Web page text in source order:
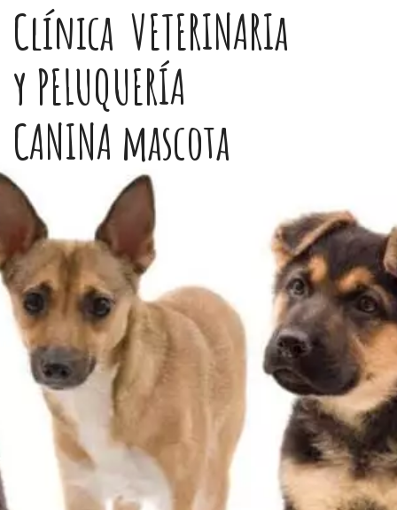
Clínica VETERINARIa
y PELUQUERÍA
CANINA mascota